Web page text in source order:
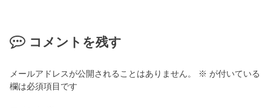
コメントを残す
メールアドレスが公開されることはありません。 ※ が付いている
欄は必須項目です